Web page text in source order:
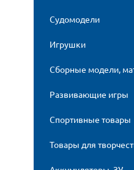
Судомодели
Игрушки
Сборные модели,
Развивающие игры
Спортивные товары
Товары для